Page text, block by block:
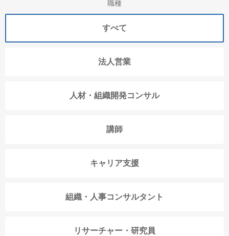
職種
すべて
法人営業
人材・組織開発コンサル
講師
キャリア支援
組織・人事コンサルタント
リサーチャー・研究員